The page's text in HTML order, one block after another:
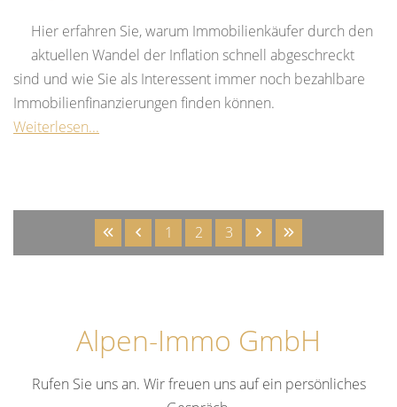
Hier erfahren Sie, warum Immobilienkäufer durch den
aktuellen Wandel der Inflation schnell abgeschreckt
sind und wie Sie als Interessent immer noch bezahlbare
Immobilienfinanzierungen finden können.
Weiterlesen...
1 2 3
Alpen-Immo GmbH
Rufen Sie uns an. Wir freuen uns auf ein persönliches